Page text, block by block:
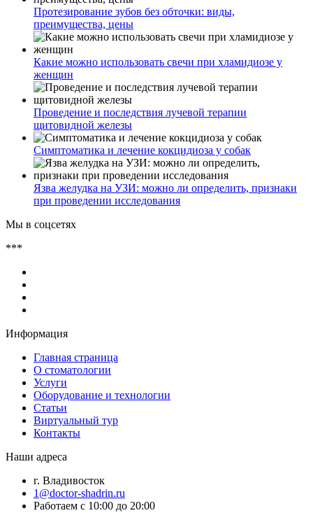
Протезирование зубов без обточки: виды,
преимущества, цены
Какие можно использовать свечи при хламидиозе у
женщин
Проведение и последствия лучевой терапии
щитовидной железы
Симптоматика и лечение кокцидиоза у собак
Язва желудка на УЗИ: можно ли определить, признаки
при проведении исследования
Мы в соцсетях
***
Информация
Главная страница
О стоматологии
Услуги
Оборудование и технологии
Статьи
Виртуальный тур
Контакты
Наши адреса
г. Владивосток
1@doctor-shadrin.ru
Работаем с 10:00 до 20:00